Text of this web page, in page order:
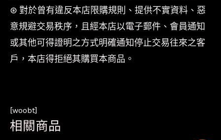
⊛ 對於曾有違反本店限購規則、提供不實資料、惡
意規避交易秩序，且經本店以電子郵件、會員通知
或其他可得證明之方式明確通知停止交易往來之客
戶，本店得拒絕其購買本商品。
[woobt]
相關商品